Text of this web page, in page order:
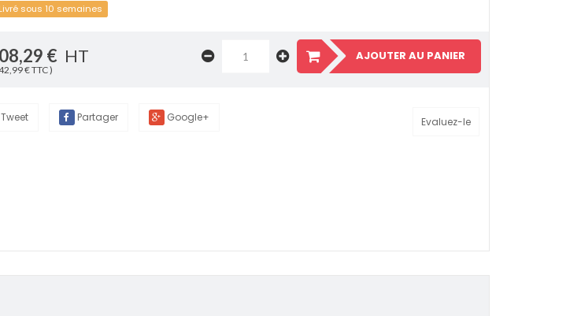
Livré sous 10 semaines
€ HT
€ TTC )
AJOUTER AU PANIER
Evaluez-le
Tweet Partager Google+